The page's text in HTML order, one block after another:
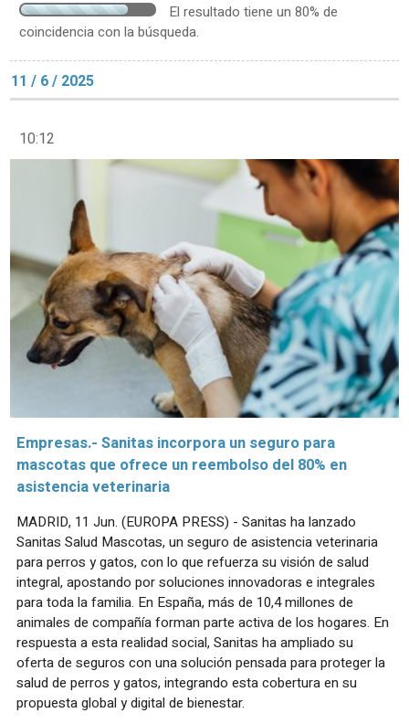
El resultado tiene un 80% de
coincidencia con la búsqueda.
11 / 6 / 2025
10:12
Empresas.- Sanitas incorpora un seguro para
mascotas que ofrece un reembolso del 80% en
asistencia veterinaria
MADRID, 11 Jun. (EUROPA PRESS) - Sanitas ha lanzado
Sanitas Salud Mascotas, un seguro de asistencia veterinaria
para perros y gatos, con lo que refuerza su visión de salud
integral, apostando por soluciones innovadoras e integrales
para toda la familia. En España, más de 10,4 millones de
animales de compañía forman parte activa de los hogares. En
respuesta a esta realidad social, Sanitas ha ampliado su
oferta de seguros con una solución pensada para proteger la
salud de perros y gatos, integrando esta cobertura en su
propuesta global y digital de bienestar.